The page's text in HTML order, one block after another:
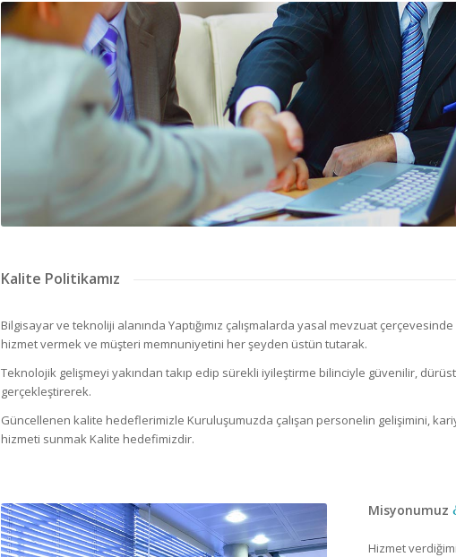
Kalite Politikamız
Bilgisayar ve teknoliji alanında Yaptığımız çalışmalarda yasal mevzuat
hizmet vermek ve müşteri memnuniyetini her şeyden üstün tutarak.
Teknolojik gelişmeyi yakından takıp edip sürekli iyileştirme bilinciyle güvenilir,
gerçekleştirerek.
Güncellenen kalite hedeflerimizle Kuruluşumuzda çalışan personelin gelişimini,
hizmeti sunmak Kalite hedefimizdir.
Misyonumuz
Hizmet